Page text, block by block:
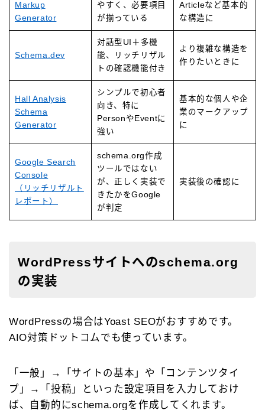
Follow Me
Markup
Generator
やすく、必要項目
が揃っている
Articleなど基本的
な構造に
Schema.dev
対話型UI＋多機
能、リッチリザル
トの確認機能付き
より複雑な構造を
作りたいときに
Hall Analysis
Schema
Generator
シンプルで初心者
向き、特に
PersonやEventに
強い
基本的な個人や企
業のマークアップ
に
Google Search
Console
（リッチリザルト
レポート）
schema.org作成
ツールではない
が、正しく実装で
きたかをGoogle
が判定
実装後の確認に
WordPressサイトへのschema.org
の実装
WordPressの場合はYoast SEOがおすすめです。
AIO対策ドットコムでも使っています。
「一般」→「サイトの基本」や「コンテンツタイ
プ」→「投稿」といった設定項目を入力しておけ
ば、自動的にschema.orgを作成してくれます。